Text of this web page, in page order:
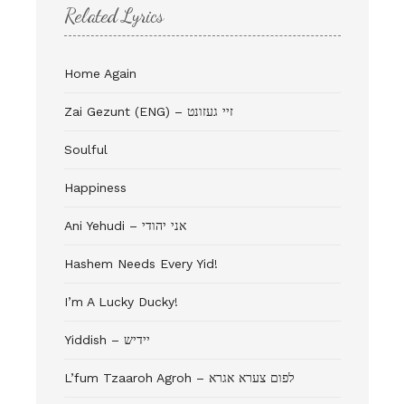
Related Lyrics
Home Again
Zai Gezunt (ENG) – זיי געזונט
Soulful
Happiness
Ani Yehudi – אני יהודי
Hashem Needs Every Yid!
I’m A Lucky Ducky!
Yiddish – יידיש
L’fum Tzaaroh Agroh – לפום צערא אגרא